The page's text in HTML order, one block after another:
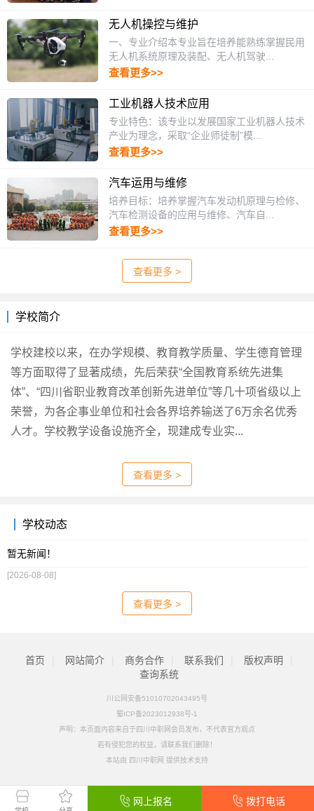
网上报名 拨打电话
无人机操控与维护
一、专业介绍本专业旨在培养能熟练掌握民用
无人机系统原理及装配、无人机驾驶...
查看更多>>
工业机器人技术应用
专业特色：该专业以发展国家工业机器人技术
产业为理念，采取“企业师徒制”模...
查看更多>>
汽车运用与维修
培养目标：培养掌握汽车发动机原理与检修、
汽车检测设备的应用与维修、汽车自...
查看更多>>
查看更多 >
学校简介
学校建校以来，在办学规模、教育教学质量、学生德育管理
等方面取得了显著成绩，先后荣获“全国教育系统先进集
体”、“四川省职业教育改革创新先进单位”等几十项省级以上
荣誉，为各企事业单位和社会各界培养输送了6万余名优秀
人才。学校教学设备设施齐全，现建成专业实...
查看更多 >
学校动态
暂无新闻！
[2026-08-08]
查看更多 >
首页 网站简介 商务合作 联系我们 版权声明
查询系统
川公网安备51010702043495号
蜀ICP备2023012938号-1
声明：本页面内容来自于四川中职网会员发布，不代表官方观点
若有侵犯您的权益，请联系我们删除！
本站由 四川中职网 提供技术支持